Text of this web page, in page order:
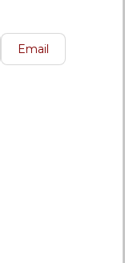
Email